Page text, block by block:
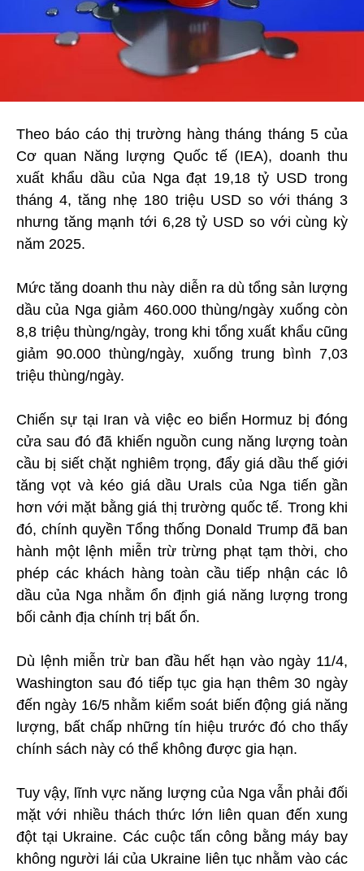
Theo báo cáo thị trường hàng tháng tháng 5 của
Cơ quan Năng lượng Quốc tế (IEA), doanh thu
xuất khẩu dầu của Nga đạt 19,18 tỷ USD trong
tháng 4, tăng nhẹ 180 triệu USD so với tháng 3
nhưng tăng mạnh tới 6,28 tỷ USD so với cùng kỳ
năm 2025.
Mức tăng doanh thu này diễn ra dù tổng sản lượng
dầu của Nga giảm 460.000 thùng/ngày xuống còn
8,8 triệu thùng/ngày, trong khi tổng xuất khẩu cũng
giảm 90.000 thùng/ngày, xuống trung bình 7,03
triệu thùng/ngày.
Chiến sự tại Iran và việc eo biển Hormuz bị đóng
cửa sau đó đã khiến nguồn cung năng lượng toàn
cầu bị siết chặt nghiêm trọng, đẩy giá dầu thế giới
tăng vọt và kéo giá dầu Urals của Nga tiến gần
hơn với mặt bằng giá thị trường quốc tế. Trong khi
đó, chính quyền Tổng thống Donald Trump đã ban
hành một lệnh miễn trừ trừng phạt tạm thời, cho
phép các khách hàng toàn cầu tiếp nhận các lô
dầu của Nga nhằm ổn định giá năng lượng trong
bối cảnh địa chính trị bất ổn.
Dù lệnh miễn trừ ban đầu hết hạn vào ngày 11/4,
Washington sau đó tiếp tục gia hạn thêm 30 ngày
đến ngày 16/5 nhằm kiểm soát biến động giá năng
lượng, bất chấp những tín hiệu trước đó cho thấy
chính sách này có thể không được gia hạn.
Tuy vậy, lĩnh vực năng lượng của Nga vẫn phải đối
mặt với nhiều thách thức lớn liên quan đến xung
đột tại Ukraine. Các cuộc tấn công bằng máy bay
không người lái của Ukraine liên tục nhằm vào các